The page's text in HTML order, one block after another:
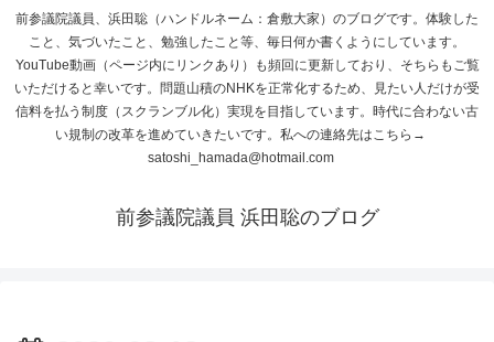
前参議院議員、浜田聡（ハンドルネーム：倉敷大家）のブログです。体験した
こと、気づいたこと、勉強したこと等、毎日何か書くようにしています。
YouTube動画（ページ内にリンクあり）も頻回に更新しており、そちらもご覧
いただけると幸いです。問題山積のNHKを正常化するため、見たい人だけが受
信料を払う制度（スクランブル化）実現を目指しています。時代に合わない古
い規制の改革を進めていきたいです。私への連絡先はこちら→
satoshi_hamada@hotmail.com
前参議院議員 浜田聡のブログ